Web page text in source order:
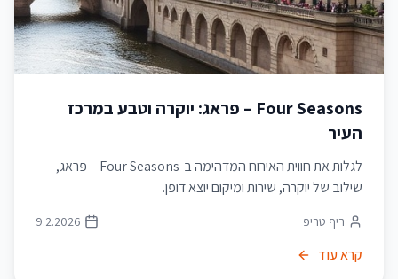
Four Seasons – פראג: יוקרה וטבע במרכז
העיר
לגלות את חווית האירוח המדהימה ב-Four Seasons – פראג,
שילוב של יוקרה, שירות ומיקום יוצא דופן.
ריף טריפ 9.2.2026
קרא עוד